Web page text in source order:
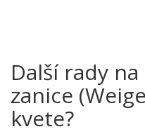
Další rady
zanice
kvete?